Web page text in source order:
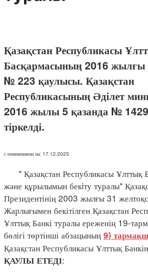
Қазақстан Республикасы
Басқармасының 2016 жылғы
№ 223 қаулысы. Қазақстан
Республикасының Әділет
2016 жылы 5 қазанда №
тіркелді.
с изменениями на: 17.12.2025
" Қазақстан Республикасы Ұлттық
және құрылымын бекiту туралы"
Президентінің 2003 жылғы 31
Жарлығымен бекітілген Қазақстан
Ұлттық Банкі туралы ереженің 19-
бөлігі төртінші абзацының 9)
Қазақстан Республикасы Ұлттық
ҚАУЛЫ ЕТЕДІ: